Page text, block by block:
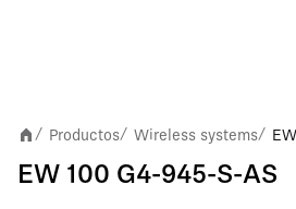
/ Productos/ Wireless systems/
EW 100 G4-945-S-AS